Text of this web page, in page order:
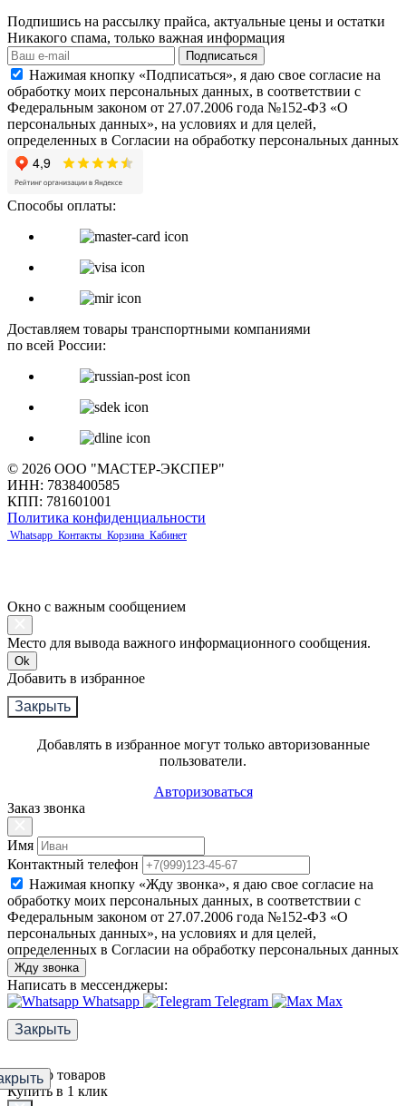
Подпишись на рассылку прайса, актуальные цены и остатки
Никакого спама, только важная информация
Подписаться
Нажимая кнопку «Подписаться», я даю свое согласие на
обработку моих персональных данных, в соответствии с
Федеральным законом от 27.07.2006 года №152-ФЗ «О
персональных данных», на условиях и для целей,
определенных в Согласии на обработку персональных данных
Способы оплаты:
Доставляем товары транспортными компаниями
по всей России:
© 2026 ООО "МАСТЕР-ЭКСПЕР"
ИНН: 7838400585
КПП: 781601001
Политика конфиденциальности
Whatsapp Контакты Корзина Кабинет
Окно с важным сообщением
Место для вывода важного информационного сообщения.
Ok
Добавить в избранное
Закрыть
Добавлять в избранное могут только авторизованные
пользователи.
Авторизоваться
Заказ звонка
Имя
Контактный телефон
Нажимая кнопку «Жду звонка», я даю свое согласие на
обработку моих персональных данных, в соответствии с
Федеральным законом от 27.07.2006 года №152-ФЗ «О
персональных данных», на условиях и для целей,
определенных в Согласии на обработку персональных данных
Жду звонка
Написать в мессенджеры:
Whatsapp
Telegram
Max
Закрыть
Фильтр товаров
Купить в 1 клик